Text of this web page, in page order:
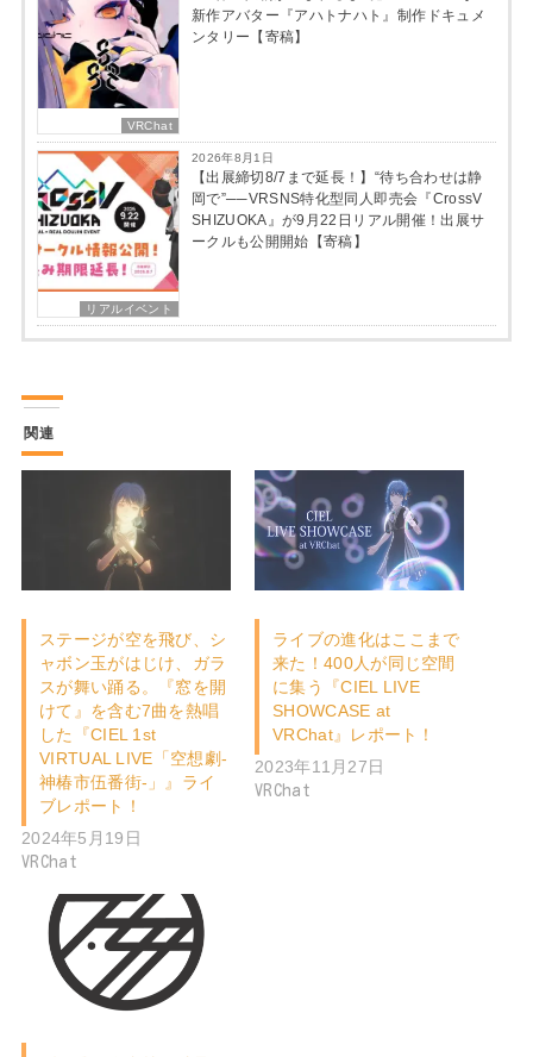
VRChat
新作アバター『アハトナハト』制作ドキュメ
ンタリー【寄稿】
リアルイベント
2026年8月1日
【出展締切8/7まで延長！】“待ち合わせは静
岡で”──VRSNS特化型同人即売会『CrossV
SHIZUOKA』が9月22日リアル開催！出展サ
ークルも公開開始【寄稿】
関連
ステージが空を飛び、シ
ャボン玉がはじけ、ガラ
スが舞い踊る。『窓を開
けて』を含む7曲を熱唱
した『CIEL 1st
VIRTUAL LIVE「空想劇-
神椿市伍番街-」』ライ
ブレポート！
2024年5月19日
VRChat
ライブの進化はここまで
来た！400人が同じ空間
に集う『CIEL LIVE
SHOWCASE at
VRChat』レポート！
2023年11月27日
VRChat